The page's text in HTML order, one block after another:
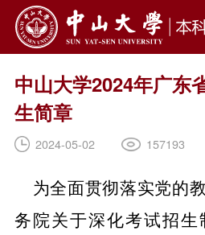
中山大学2024年广东
生简章
2024-05-02 157193
为全面贯彻落实党的
务院关于深化考试招生